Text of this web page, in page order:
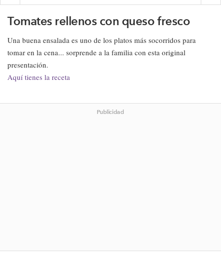
Tomates rellenos con queso fresco
Una buena ensalada es uno de los platos más socorridos para
tomar en la cena... sorprende a la familia con esta original
presentación.
Aquí tienes la receta
Publicidad